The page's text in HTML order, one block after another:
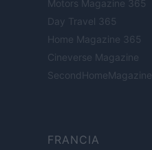
Motors Magazine 365
Day Travel 365
Home Magazine 365
Cineverse Magazine
SecondHomeMagazine
FRANCIA